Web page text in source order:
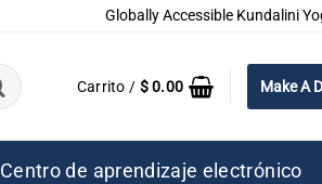
Globally Accessible Kundalini
Carrito / $0.00 Make A
Centro de aprendizaje electrónico